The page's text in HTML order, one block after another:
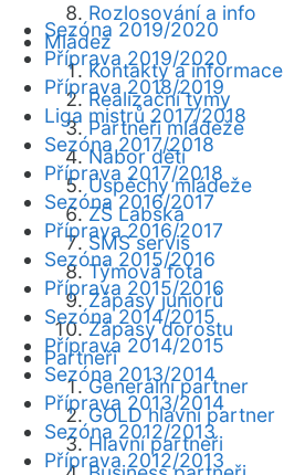
Rozlosování a info
Mládež
Kontakty a informace
Realizační týmy
Partneři mládeže
Nábor dětí
Úspěchy mládeže
ZŠ Labská
SMS servis
Týmová fota
Zápasy juniorů
Zápasy dorostu
Partneři
Generální partner
GOLD hlavní partner
Hlavní partneři
Sezóna 2019/2020
Příprava 2019/2020
Příprava 2018/2019
Liga mistrů 2017/2018
Sezóna 2017/2018
Příprava 2017/2018
Sezóna 2016/2017
Příprava 2016/2017
Sezóna 2015/2016
Příprava 2015/2016
Sezóna 2014/2015
Příprava 2014/2015
Sezóna 2013/2014
Příprava 2013/2014
Sezóna 2012/2013
Příprava 2012/2013